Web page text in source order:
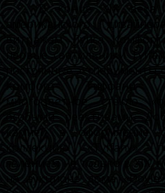
В конце XIX века в
американского
витражам Луиса
первые светильники
постоянные эксперименты
Комфорт Тиффани
многоцветное стекло
особыми реактивами.
камней в оформление
коллекцию «Tyffany»
явлением не только в XIX,
на аукционе дома